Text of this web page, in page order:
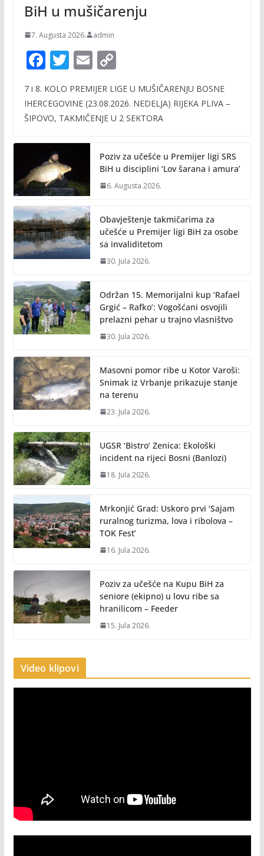
BiH u mušičarenju
7. Augusta 2026. admin
F
e
b
o
k
T
itt
er
E
ai
l
C
p
y
n
k
7 i 8. KOLO PREMIJER LIGE U MUŠIČARENJU BOSNE
IHERCEGOVINE (23.08.2026. NEDELJA) RIJEKA PLIVA –
ŠIPOVO, TAKMIČENJE U 2 SEKTORA
Poziv za učešće u Premijer ligi SRS
BiH u disciplini ‘Lov šarana i amura’
6. Augusta 2026.
Obavještenje takmičarima za
učešće u Premijer ligi BiH za osobe
sa invaliditetom
30. Jula 2026.
Održan 15. Memorijalni kup ‘Rafael
Grgić – Rafko’: Vogošćani osvojili
prelazni pehar u trajno vlasništvo
30. Jula 2026.
Masovni pomor ribe u Kotor Varoši:
Snimak iz Vrbanje prikazuje stanje
na terenu
23. Jula 2026.
UGSR ‘Bistro’ Zenica: Ekološki
incident na rijeci Bosni (Banlozi)
18. Jula 2026.
Mrkonjić Grad: Uskoro prvi ‘Sajam
ruralnog turizma, lova i ribolova –
TOK Fest’
16. Jula 2026.
Poziv za učešće na Kupu BiH za
seniore (ekipno) u lovu ribe sa
hranilicom – Feeder
15. Jula 2026.
Video klipovi